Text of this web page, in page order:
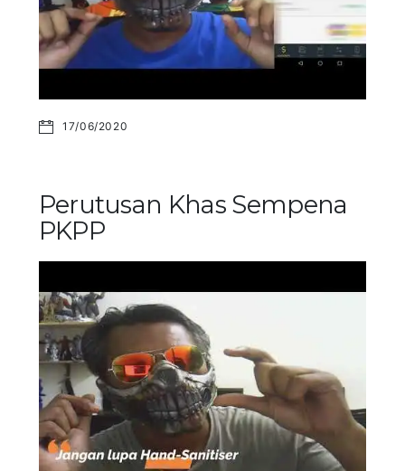
17/06/2020
Perutusan Khas Sempena
PKPP